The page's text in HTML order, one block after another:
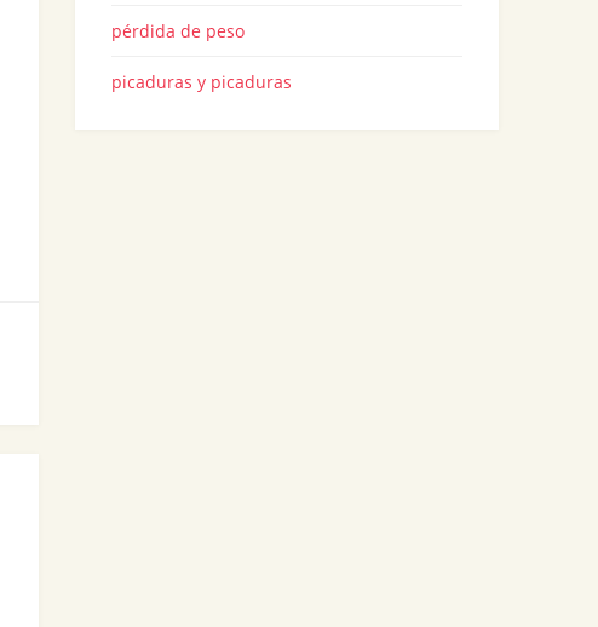
pérdida de peso
picaduras y picaduras